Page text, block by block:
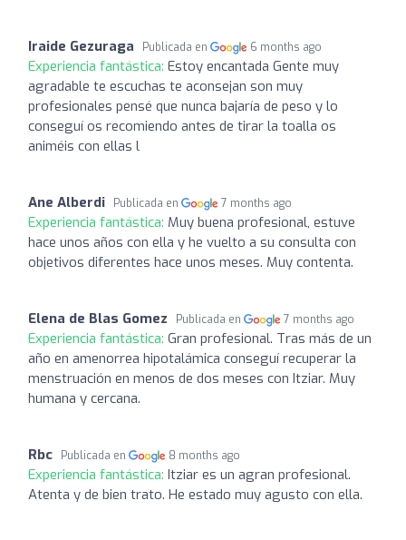
Iraide Gezuraga Publicada en 6 months ago
Experiencia fantástica: Estoy encantada Gente muy
agradable te escuchas te aconsejan son muy
profesionales pensé que nunca bajaría de peso y lo
conseguí os recomiendo antes de tirar la toalla os
animéis con ellas l
Ane Alberdi Publicada en 7 months ago
Experiencia fantástica: Muy buena profesional, estuve
hace unos años con ella y he vuelto a su consulta con
objetivos diferentes hace unos meses. Muy contenta.
Elena de Blas Gomez Publicada en 7 months ago
Experiencia fantástica: Gran profesional. Tras más de un
año en amenorrea hipotalámica conseguí recuperar la
menstruación en menos de dos meses con Itziar. Muy
humana y cercana.
Rbc Publicada en 8 months ago
Experiencia fantástica: Itziar es un agran profesional.
Atenta y de bien trato. He estado muy agusto con ella.